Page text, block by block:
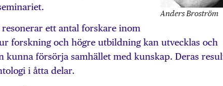
Anders Broström
ett antal forskare inom
forskning och högre utbildning kan utvecklas och
kunna försörja samhället med kunskap. Deras
i åtta delar.